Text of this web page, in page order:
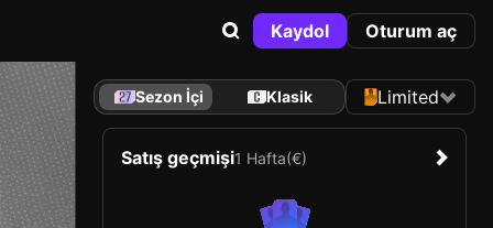
Kaydol Oturum aç
Sezon İçi Klasik Limited
Satış geçmişi1 Hafta(€)